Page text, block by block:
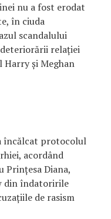
nu a fost erodat
în ciuda
scandalului
relației
și Meghan
încălcat protocolul
acordând
Diana,
din îndatoririle
de rasism